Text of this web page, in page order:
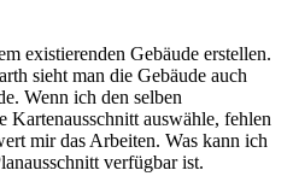
existierenden Gebäude erstellen.
sieht man die Gebäude auch
Wenn ich den selben
Kartenausschnitt auswähle, fehlen
mir das Arbeiten. Was kann ich
verfügbar ist.